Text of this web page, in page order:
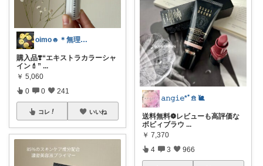
oimo☻︎＊無理せずします🙇‍♀️
購入品❣️“エキストラカラーシャ
イン💄” ...
￥ 5,060
0 0 241
コレ いいね
𝚊𝚗𝚐𝚒𝚎*ﾟ𖠿 🐌
送料無料❁︎レビューも高評価な
ボビィブラウ ...
￥ 7,370
4 3 966